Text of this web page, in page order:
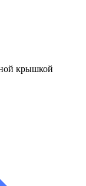
крышкой